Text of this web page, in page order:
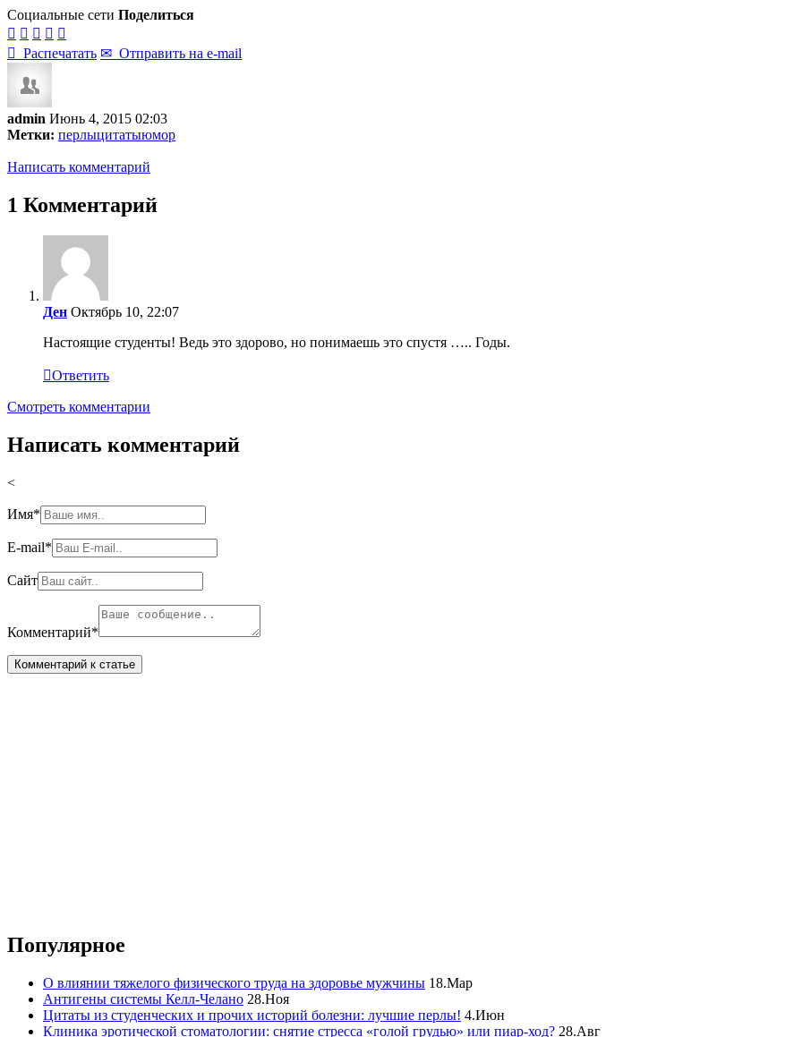
Социальные сети Поделиться
    
 Распечатать ✉ Отправить на e-mail
admin Июнь 4, 2015 02:03
Метки: перлыцитатыюмор
Написать комментарий
1 Комментарий
Ден Октябрь 10, 22:07
Настоящие студенты! Ведь это здорово, но понимаешь это спустя ….. Годы.
Ответить
Смотреть комментарии
Написать комментарий
<
Имя*
E-mail*
Сайт
Комментарий*
Популярное
О влиянии тяжелого физического труда на здоровье мужчины 18.Мар
Антигены системы Келл-Челано 28.Ноя
Цитаты из студенческих и прочих историй болезни: лучшие перлы! 4.Июн
Клиника эротической стоматологии: снятие стресса «голой грудью» или пиар-ход? 28.Авг